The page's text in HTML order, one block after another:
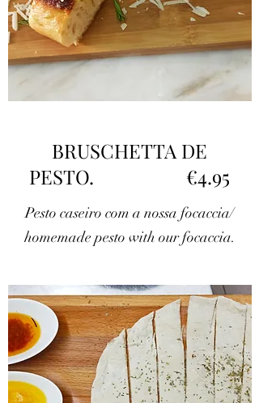
BRUSCHETTA DE
PESTO. €4.95
Pesto caseiro com a nossa focaccia/
homemade pesto with our focaccia.